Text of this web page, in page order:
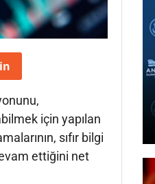
için yapılan
sıfır bilgi
ettiğini net